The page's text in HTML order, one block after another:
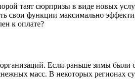
таят сюрпризы в виде новых
свои функции максимально
к оплате?
Если раньше зимы были
масс. В некоторых регионах